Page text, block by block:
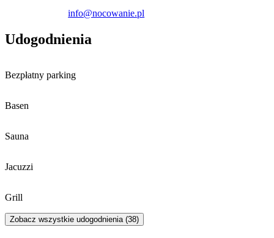
info@nocowanie.pl
Udogodnienia
Bezpłatny parking
Basen
Sauna
Jacuzzi
Grill
Zobacz wszystkie udogodnienia (38)